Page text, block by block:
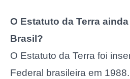
O Estatuto da Terra
Brasil?
O Estatuto da Terra foi
Federal brasileira em